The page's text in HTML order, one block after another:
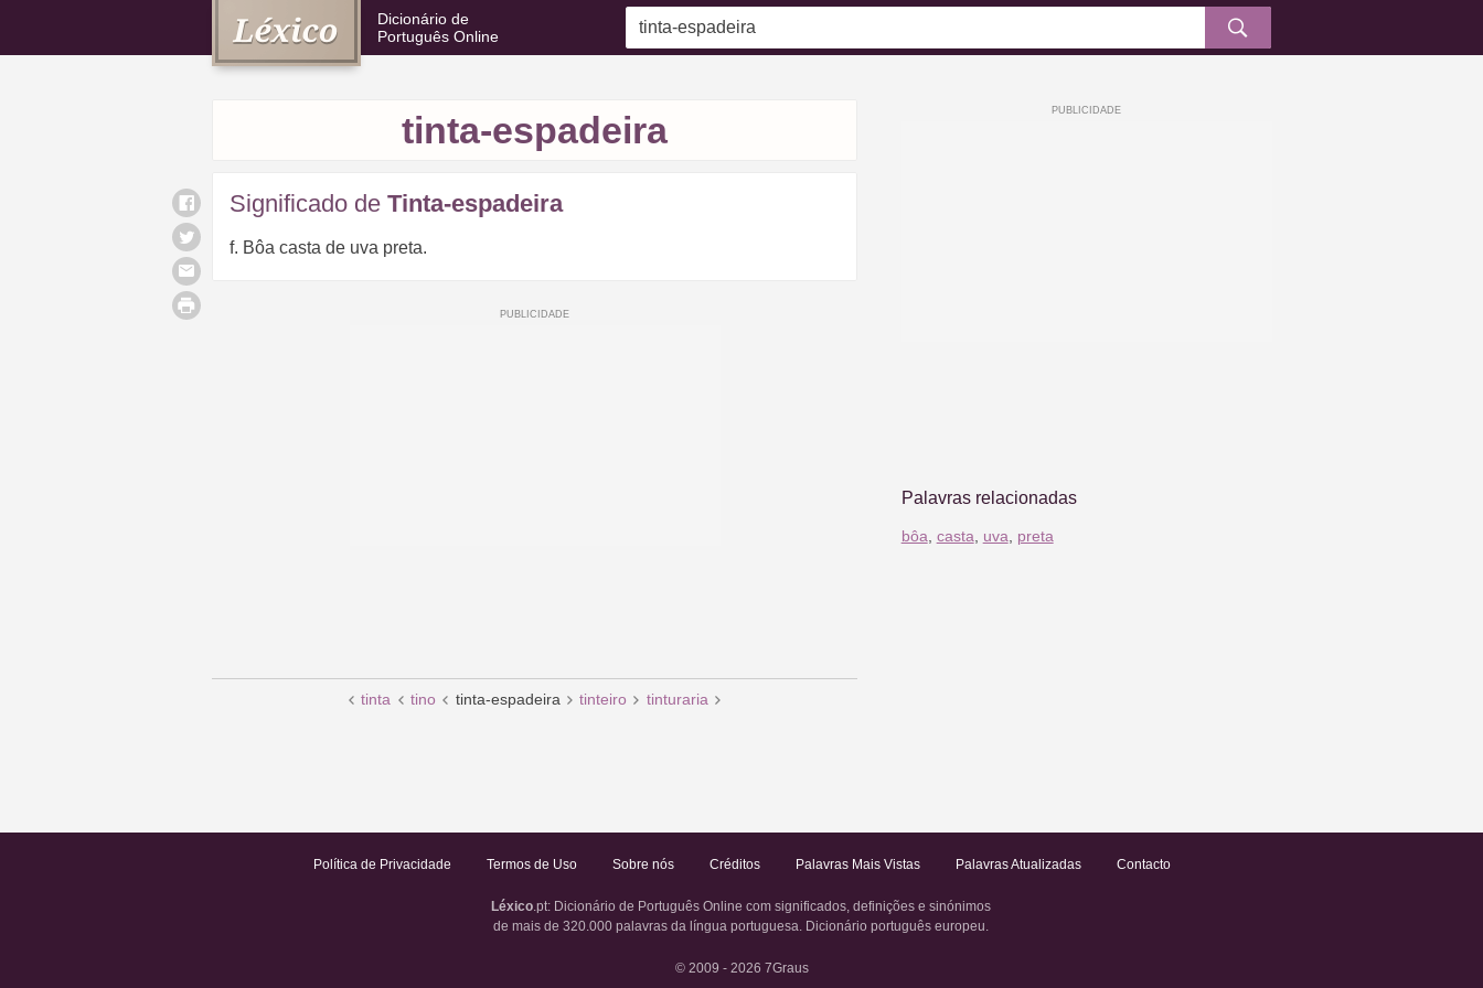
Dicionário de
Português Online
tinta-espadeira
Significado de Tinta-espadeira
f. Bôa casta de uva preta.
tinta tino tinta-espadeira tinteiro tinturaria
Palavras relacionadas
bôa casta uva preta
Política de Privacidade Termos de Uso Sobre nós Créditos Palavras Mais Vistas Palavras Atualizadas Contacto
Léxico .pt: Dicionário de Português Online com significados, definições e sinónimos
de mais de 320.000 palavras da língua portuguesa. Dicionário português europeu.
© 2009 - 2026 7Graus